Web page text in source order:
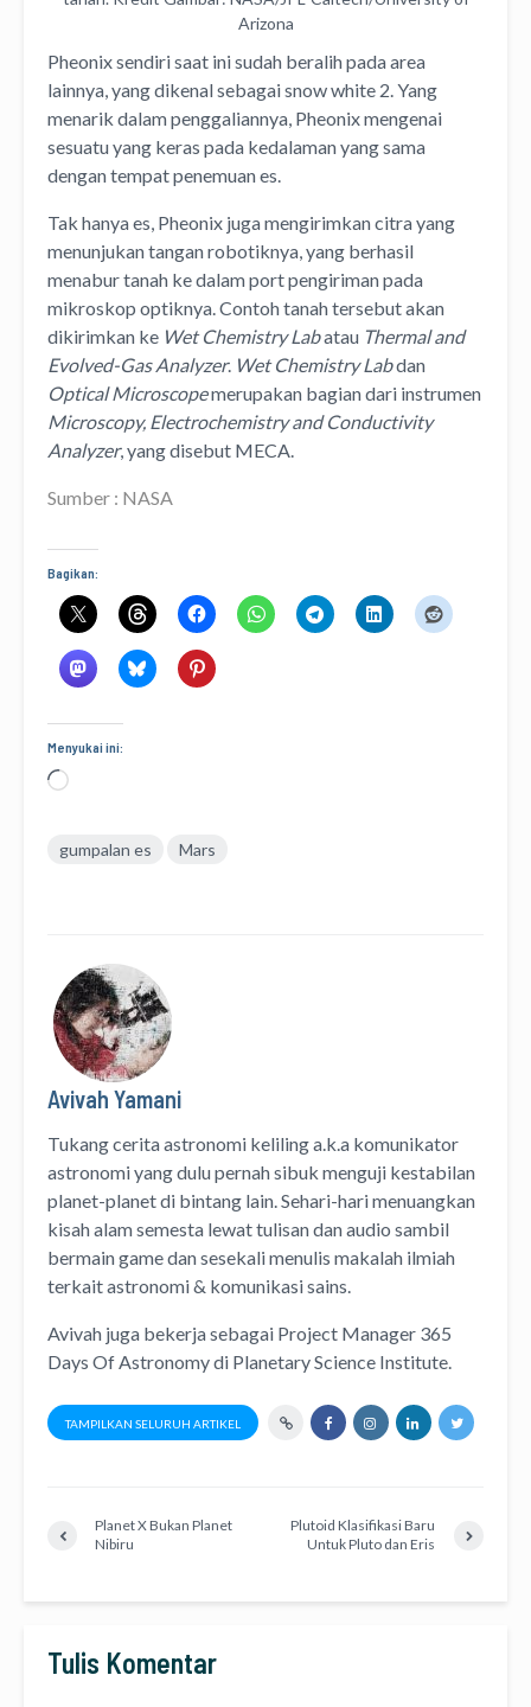
Arizona
Pheonix sendiri saat ini sudah beralih pada area
lainnya, yang dikenal sebagai snow white 2. Yang
menarik dalam penggaliannya, Pheonix mengenai
sesuatu yang keras pada kedalaman yang sama
dengan tempat penemuan es.
Tak hanya es, Pheonix juga mengirimkan citra yang
menunjukan tangan robotiknya, yang berhasil
menabur tanah ke dalam port pengiriman pada
mikroskop optiknya. Contoh tanah tersebut akan
dikirimkan ke Wet Chemistry Labatau Thermal and
Evolved-Gas Analyzer. Wet Chemistry Labdan
Optical Microscopemerupakan bagian dari instrumen
Microscopy, Electrochemistry and Conductivity
Analyzer, yang disebut MECA.
Sumber : NASA
Bagikan:
Menyukai ini:
Memuat...
gumpalan es Mars
Avivah Yamani
Tukang cerita astronomi kelilinga.k.a komunikator
astronomiyang dulu pernah sibuk menguji kestabilan
planet-planet di bintang lain. Sehari-hari menuangkan
kisah alam semesta lewattulisandanaudio sambil
bermain game dan sesekali menulis makalah ilmiah
terkait astronomi & komunikasi sains.
Avivah juga bekerja sebagai Project Manager 365
Days Of Astronomydi Planetary Science Institute.
TAMPILKAN SELURUH ARTIKEL
Planet X Bukan Planet
Nibiru
Plutoid Klasifikasi Baru
Untuk Pluto dan Eris
Tulis Komentar